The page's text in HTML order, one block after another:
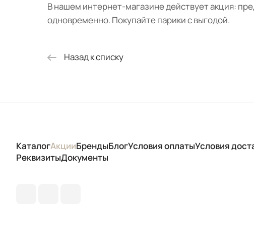
В нашем интернет-магазине действует акция:
одновременно. Покупайте парики с выгодой.
Назад к списку
КаталогАкцииБрендыБлогУсловия оплатыУсловия
РеквизитыДокументы